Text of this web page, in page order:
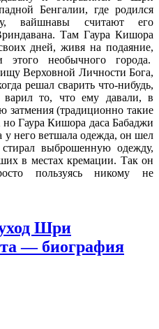
Бенгалии, где родился
вайшнавы считают его
Там Гаура Кишора
дней, живя на подаяние,
необычного города.
Верховной Личности Бога,
решал сварить что-нибудь,
то, что ему давали, в
затмения (традиционно такие
Гаура Кишора даса Бабаджи
у него ветшала одежда, он шел
выброшенную одежду,
в местах кремации. Так он
пользуясь никому не
Шри
— биография